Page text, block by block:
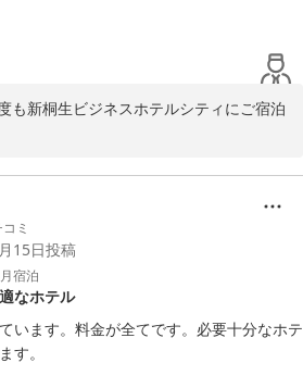
も新桐生ビジネスホテルシティにご宿泊
とうございます。機会がございました際
ィ
ミ
15日投稿
宿泊
なホテル
います。料金が全てです。必要十分なホテ